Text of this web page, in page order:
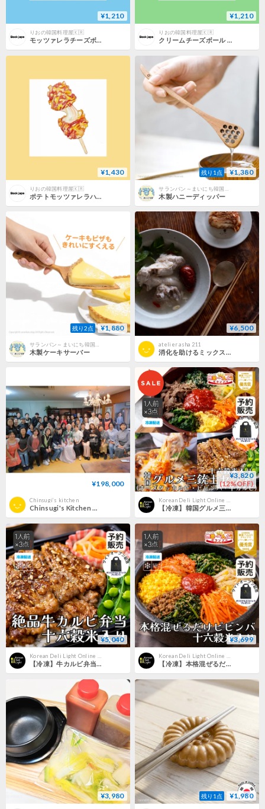
¥1,210
りおの韓国料理屋🇰🇷
モッツァレラチーズボール 5個入り
¥1,210
りおの韓国料理屋🇰🇷
クリームチーズボール 5個入り
¥1,430
りおの韓国料理屋🇰🇷
残り1点 ¥1,380
木製ハニーディッパー
残り2点 ¥1,880
木製ケーキサーバー
¥6,500
atelier asha 211
消化を助けるミックススパイス“トリカトゥ”づくりと、アーユルヴェーダ浄化のお話し+参鶏湯お食事会
¥198,000
Chinsugi‘s kitchen
Chinsugi's Kitchen ソウル留学 ＜３日間プラン＞
¥3,820
(12%OFF)
【冷凍】韓国グルメ三銃士セット(1人前×3点セット)※チーズタッカルビ,ビビンバ,牛カルビ
¥5,040
Korean Deli Light Online Shop
【冷凍】牛カルビ弁当(1人前×3点セット)
¥3,699
Korean Deli Light Online Shop
【冷凍】本格混ぜるだけビビンバ(1人前×3点セット)
¥3,980 残り1点 ¥1,980